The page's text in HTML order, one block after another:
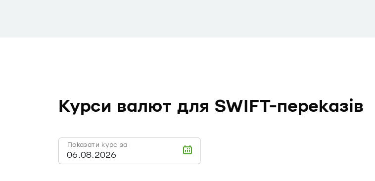
Курси валют для SWIFT-переказів
Показати курс за